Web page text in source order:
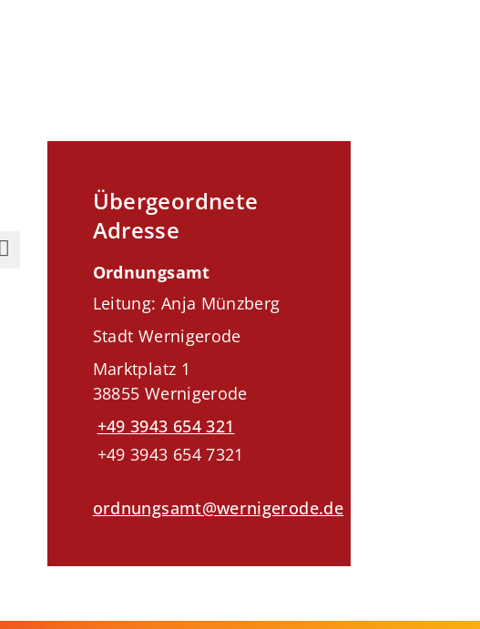
Übergeordnete
Adresse
Ordnungsamt
Leitung: Anja Münzberg
Stadt Wernigerode
Marktplatz 1
38855 Wernigerode
+49 3943 654 321
+49 3943 654 7321
ordnungsamt@wernigerode.de